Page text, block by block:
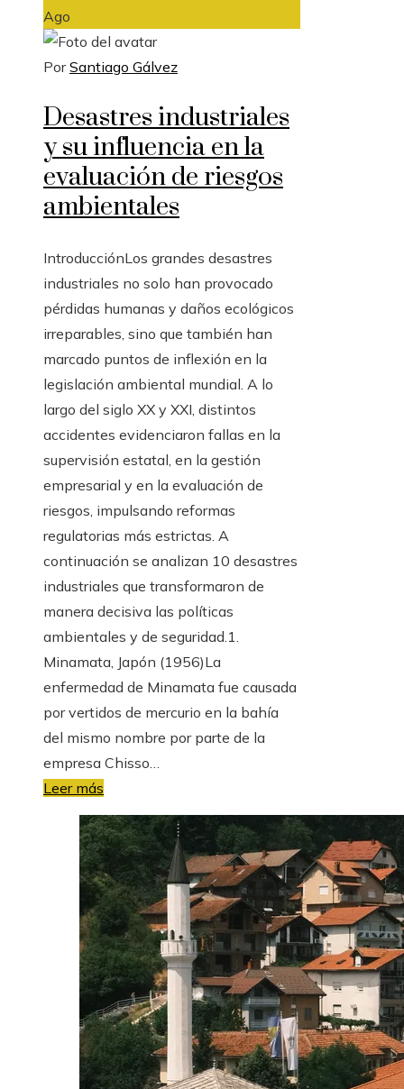
Ago
PorSantiago Gálvez
Desastres industriales
y su influencia en la
evaluación de riesgos
ambientales
IntroducciónLos grandes desastres
industriales no solo han provocado
pérdidas humanas y daños ecológicos
irreparables, sino que también han
marcado puntos de inflexión en la
legislación ambiental mundial. A lo
largo del siglo XX y XXI, distintos
accidentes evidenciaron fallas en la
supervisión estatal, en la gestión
empresarial y en la evaluación de
riesgos, impulsando reformas
regulatorias más estrictas. A
continuación se analizan 10 desastres
industriales que transformaron de
manera decisiva las políticas
ambientales y de seguridad.1.
Minamata, Japón (1956)La
enfermedad de Minamata fue causada
por vertidos de mercurio en la bahía
del mismo nombre por parte de la
empresa Chisso…
Leer más